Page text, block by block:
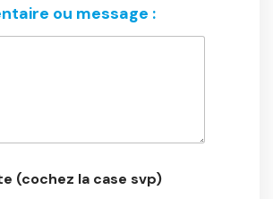
ou message :
(cochez la case svp)